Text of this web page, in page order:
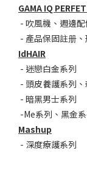
GAMA IQ
- 吹風機 、 週邊配
- 產品保固註册 、
IdHAIR
- 迷戀白金系列
- 頭皮養護系列 、
- 暗黑男士系列
-Me系列 、 黑金
Mashup
- 深度療護系列